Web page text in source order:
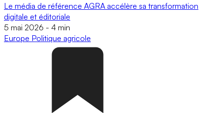
Le média de référence AGRA accélère sa transformation
digitale et éditoriale
5 mai 2026 - 4 min
Europe Politique agricole